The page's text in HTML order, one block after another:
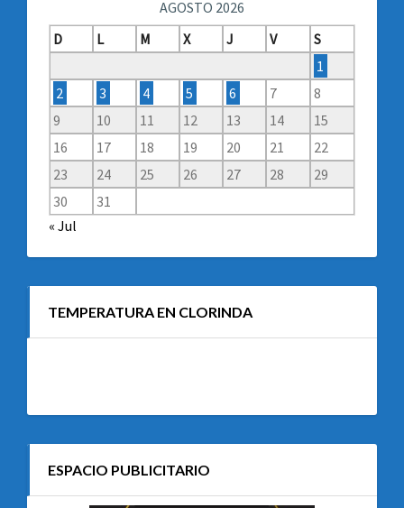
AGOSTO 2026
D
L M X J V
S
1
2
3 4 5 6 7
8
9
10 11 12 13 14
15
16
17 18 19 20 21
22
23
24 25 26 27 28
29
30
31
« Jul
TEMPERATURA EN CLORINDA
ESPACIO PUBLICITARIO